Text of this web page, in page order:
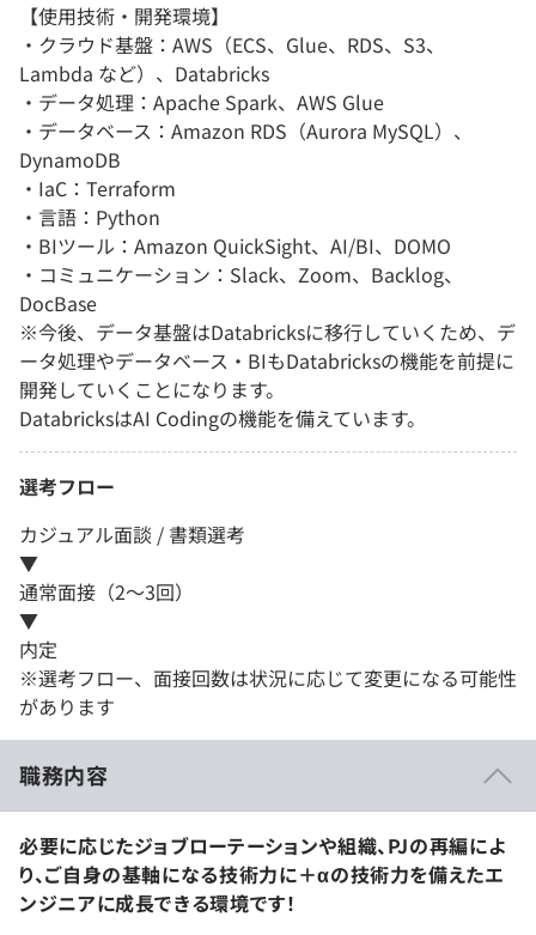
【使用技術・開発環境】
・クラウド基盤：AWS（ECS、Glue、RDS、S3、
Lambda など）、Databricks
・データ処理：Apache Spark、AWS Glue
・データベース：Amazon RDS（Aurora MySQL）、
DynamoDB
・IaC：Terraform
・言語：Python
・BIツール：Amazon QuickSight、AI/BI、DOMO
・コミュニケーション：Slack、Zoom、Backlog、
DocBase
※今後、データ基盤はDatabricksに移行していくため、デ
ータ処理やデータベース・BIもDatabricksの機能を前提に
開発していくことになります。
DatabricksはAI Codingの機能を備えています。
選考フロー
カジュアル面談 / 書類選考
▼
通常面接（2～3回）
▼
内定
※選考フロー、面接回数は状況に応じて変更になる可能性
があります
職務内容
必要に応じたジョブローテーションや組織、PJの再編によ
り、ご自身の基軸になる技術力に＋αの技術力を備えたエ
ンジニアに成長できる環境です！